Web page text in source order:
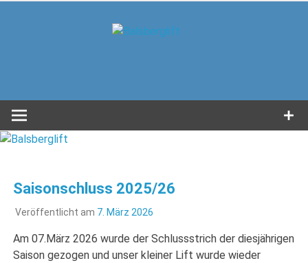
Saisonschluss 2025/26
Veröffentlicht am 7. März 2026
Am 07.März 2026 wurde der Schlussstrich der diesjährigen
Saison gezogen und unser kleiner Lift wurde wieder